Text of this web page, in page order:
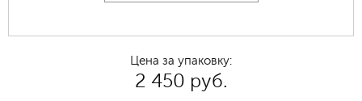
Цена за упаковку:
2 450 руб.